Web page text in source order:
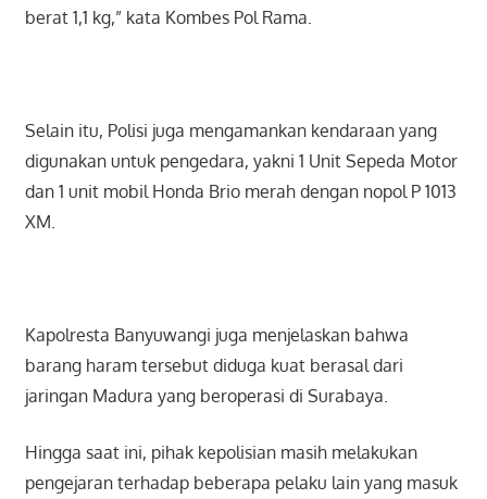
berat 1,1 kg,” kata Kombes Pol Rama.
Selain itu, Polisi juga mengamankan kendaraan yang
digunakan untuk pengedara, yakni 1 Unit Sepeda Motor
dan 1 unit mobil Honda Brio merah dengan nopol P 1013
XM.
Kapolresta Banyuwangi juga menjelaskan bahwa
barang haram tersebut diduga kuat berasal dari
jaringan Madura yang beroperasi di Surabaya.
Hingga saat ini, pihak kepolisian masih melakukan
pengejaran terhadap beberapa pelaku lain yang masuk